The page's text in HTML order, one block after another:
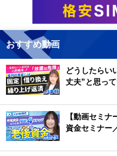
おすすめ動画
どうしたらい
丈夫”と思っ
【動画セミナ
資金セミナー